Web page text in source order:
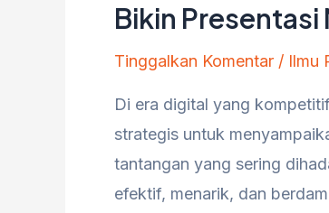
Bikin Presentasi
Tinggalkan Komentar / Ilmu
Di era digital yang
strategis untuk
tantangan yang sering
efektif, menarik, dan